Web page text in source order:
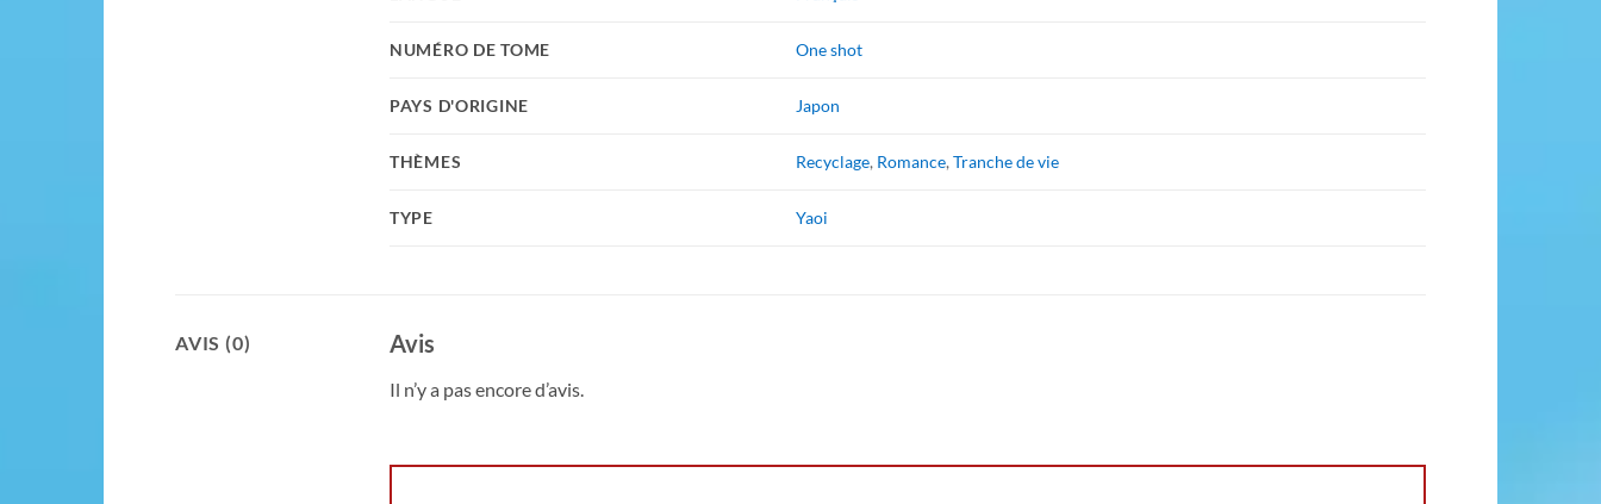
NUMÉRO DE TOME One shot
PAYS D'ORIGINE Japon
THÈMES Recyclage, Romance,Tranche de vie
TYPE Yaoi
AVIS (0) Avis
Il n’y a pas encore d’avis.